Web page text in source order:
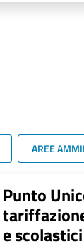
AREE
Punto
e scolastici